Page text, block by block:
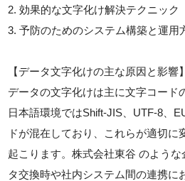
2. 効果的な文字化け解決テクニック
3. 予防のためのシステム構築と運用
【データ文字化けの主な原因と影響】
データの文字化けは主に文字コード
日本語環境ではShift-JIS、UTF-8、
ドが混在しており、これらが適切に
起こります。株式会社東谷 のよう
タ交換時や社内システム間の連携に